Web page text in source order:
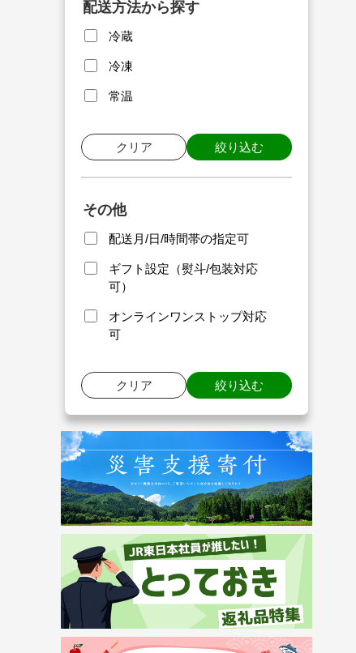
配送方法から探す
冷蔵
冷凍
常温
クリア 絞り込む
その他
配送月/日/時間帯の指定可
ギフト設定（熨斗/包装対応
可）
オンラインワンストップ対応
可
クリア 絞り込む